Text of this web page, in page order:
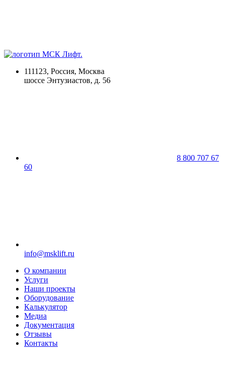
111123, Россия, Москва
шоссе Энтузиастов, д. 56
8 800 707 67
60
info@msklift.ru
О компании
Услуги
Наши проекты
Оборудование
Калькулятор
Медиа
Документация
Отзывы
Контакты